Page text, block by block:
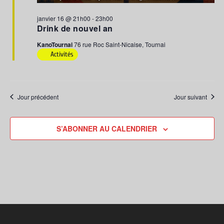
Drink de nouvel an
janvier 16 @ 21h00 -23h00
KanoTournai76 rue Roc Saint-Nicaise, Tournai
Activités
Jour précédent Jour suivant
S’ABONNER AU CALENDRIER